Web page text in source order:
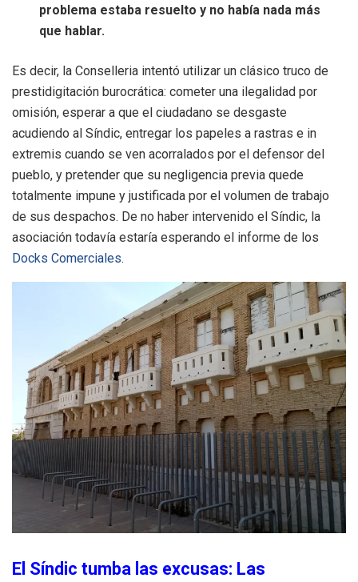
problema estaba resuelto y no había nada más
que hablar.
Es decir, la Conselleria intentó utilizar un clásico truco de
prestidigitación burocrática: cometer una ilegalidad por
omisión, esperar a que el ciudadano se desgaste
acudiendo al Síndic, entregar los papeles a rastras e in
extremis cuando se ven acorralados por el defensor del
pueblo, y pretender que su negligencia previa quede
totalmente impune y justificada por el volumen de trabajo
de sus despachos. De no haber intervenido el Síndic, la
asociación todavía estaría esperando el informe de los
Docks Comerciales.
El Síndic tumba las excusas: Las